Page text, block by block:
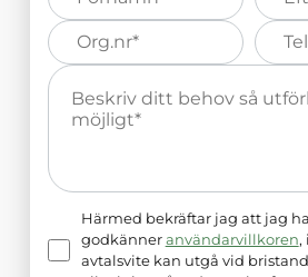
Organisations
nummer*
Meddelande*
Härmed bekräftar jag att jag
godkänner användarvillkoren,
avtalsvite kan utgå vid